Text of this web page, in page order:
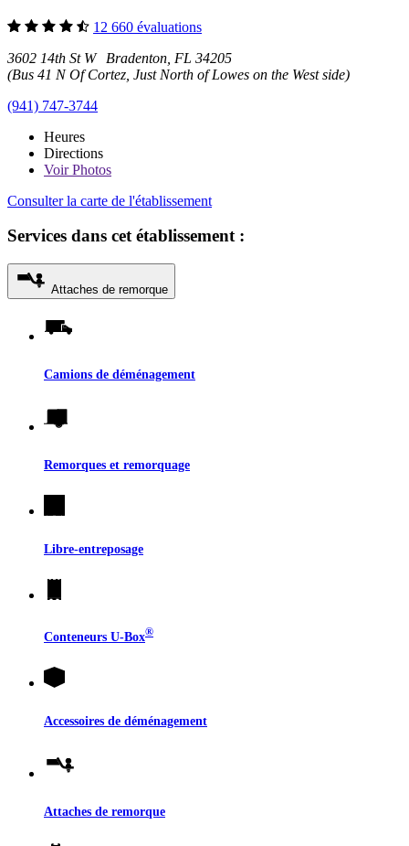
12 660 évaluations
3602 14th St W Bradenton, FL 34205
(Bus 41 N Of Cortez, Just North of Lowes on the West side)
(941) 747-3744
Heures
Directions
VoirPhotos
Consulter la carte de l'établissement
Services dans cet établissement :
Attaches de remorque
Camions de déménagement
Remorques et remorquage
Libre-entreposage
Conteneurs U-Box®
Accessoires de déménagement
Attaches de remorque